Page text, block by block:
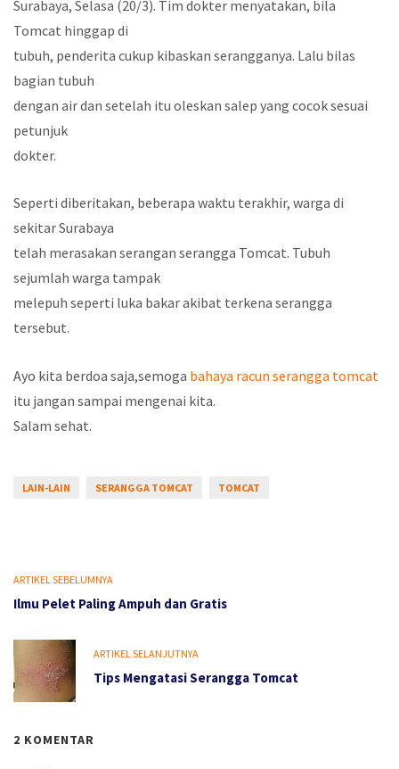
Surabaya, Selasa (20/3). Tim dokter menyatakan, bila
Tomcat hinggap di
tubuh, penderita cukup kibaskan serangganya. Lalu bilas
bagian tubuh
dengan air dan setelah itu oleskan salep yang cocok sesuai
petunjuk
dokter.
Seperti diberitakan, beberapa waktu terakhir, warga di
sekitar Surabaya
telah merasakan serangan serangga Tomcat. Tubuh
sejumlah warga tampak
melepuh seperti luka bakar akibat terkena serangga
tersebut.
Ayo kita berdoa saja,semoga bahaya racun serangga tomcat
itu jangan sampai mengenai kita.
Salam sehat.
LAIN-LAIN SERANGGA TOMCAT TOMCAT
ARTIKEL SEBELUMNYA
Ilmu Pelet Paling Ampuh dan Gratis
ARTIKEL SELANJUTNYA
Tips Mengatasi Serangga Tomcat
2 KOMENTAR